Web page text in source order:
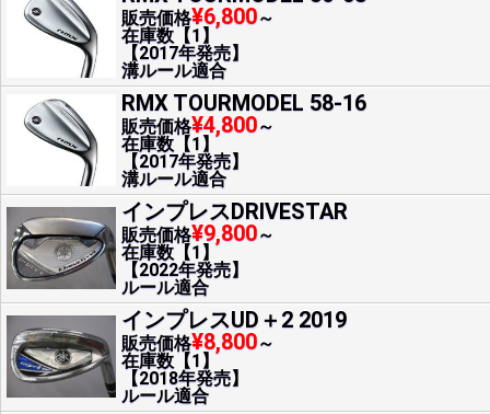
販売価格¥6,800～
在庫数【1】
【2017年発売】
溝ルール適合
RMX TOURMODEL 58-16
販売価格¥4,800～
在庫数【1】
【2017年発売】
溝ルール適合
インプレスDRIVESTAR
販売価格¥9,800～
在庫数【1】
【2022年発売】
ルール適合
インプレスUD＋2 2019
販売価格¥8,800～
在庫数【1】
【2018年発売】
ルール適合